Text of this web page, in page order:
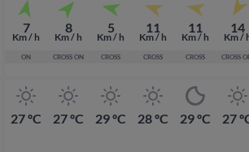
7
Km / h
ON
27 ºC
8
Km / h
CROSS ON
27 ºC
5
Km / h
CROSS
29 ºC
11
Km / h
CROSS
28 ºC
11
Km / h
CROSS
29 ºC
14
Km /
CROSS
27